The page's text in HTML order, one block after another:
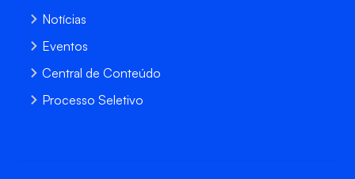
Notícias
Eventos
Central de Conteúdo
Processo Seletivo